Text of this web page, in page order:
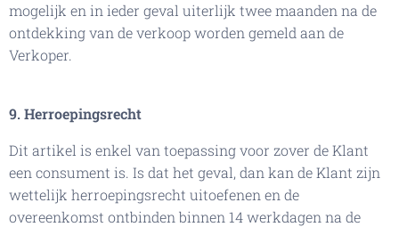
mogelijk en in ieder geval uiterlijk twee maanden na de
ontdekking van de verkoop worden gemeld aan de
Verkoper.
9. Herroepingsrecht
Dit artikel is enkel van toepassing voor zover de Klant
een consument is. Is dat het geval, dan kan de Klant zijn
wettelijk herroepingsrecht uitoefenen en de
overeenkomst ontbinden binnen 14 werkdagen na de